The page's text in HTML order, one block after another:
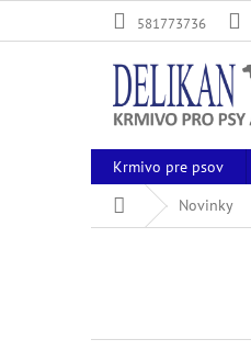
581773736
Krmivo pre psov
DomovNovinky